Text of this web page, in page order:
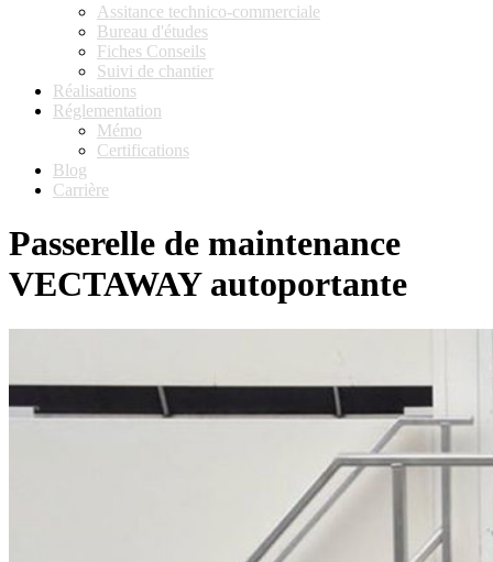
Assitance technico-commerciale
Bureau d'études
Fiches Conseils
Suivi de chantier
Réalisations
Réglementation
Mémo
Certifications
Blog
Carrière
Passerelle de maintenance
VECTAWAY autoportante